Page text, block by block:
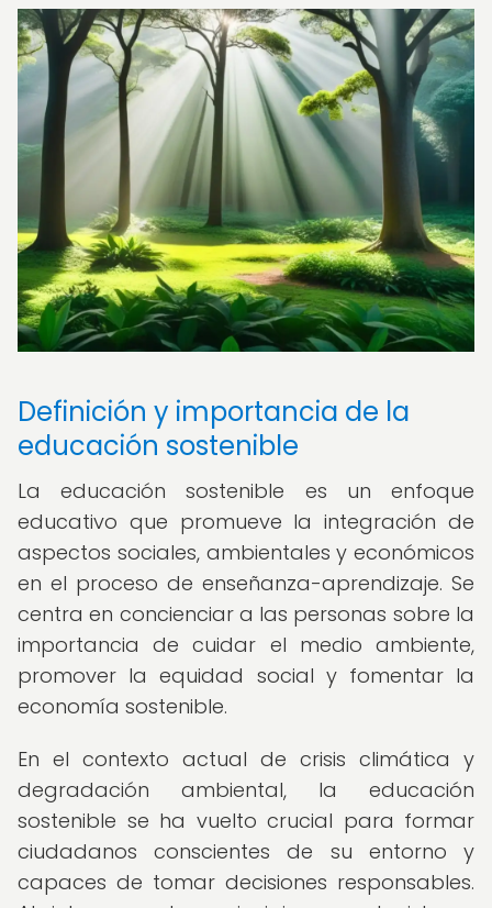
Definición y importancia de la
educación sostenible
La educación sostenible es un enfoque
educativo que promueve la integración de
aspectos sociales, ambientales y económicos
en el proceso de enseñanza-aprendizaje. Se
centra en concienciar a las personas sobre la
importancia de cuidar el medio ambiente,
promover la equidad social y fomentar la
economía sostenible.
En el contexto actual de crisis climática y
degradación ambiental, la educación
sostenible se ha vuelto crucial para formar
ciudadanos conscientes de su entorno y
capaces de tomar decisiones responsables.